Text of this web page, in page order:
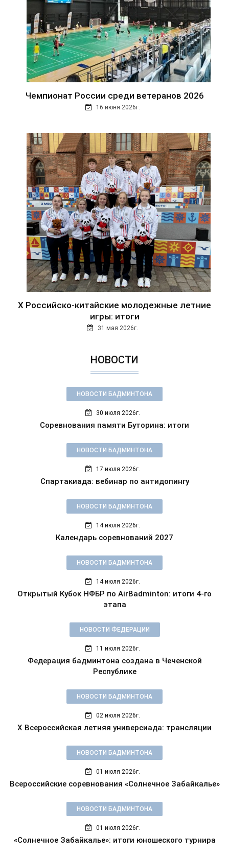
Чемпионат России среди ветеранов 2026
16 июня 2026г.
Х Российско-китайские молодежные летние
игры: итоги
31 мая 2026г.
НОВОСТИ
НОВОСТИ БАДМИНТОНА
30 июля 2026г.
Соревнования памяти Буторина: итоги
НОВОСТИ БАДМИНТОНА
17 июля 2026г.
Спартакиада: вебинар по антидопингу
НОВОСТИ БАДМИНТОНА
14 июля 2026г.
Календарь соревнований 2027
НОВОСТИ БАДМИНТОНА
14 июля 2026г.
Открытый Кубок НФБР по AirBadminton: итоги 4-го
этапа
НОВОСТИ ФЕДЕРАЦИИ
11 июля 2026г.
Федерация бадминтона создана в Чеченской
Республике
НОВОСТИ БАДМИНТОНА
02 июля 2026г.
X Всероссийская летняя универсиада: трансляции
НОВОСТИ БАДМИНТОНА
01 июля 2026г.
Всероссийские соревнования «Солнечное Забайкалье»
НОВОСТИ БАДМИНТОНА
01 июля 2026г.
«Солнечное Забайкалье»: итоги юношеского турнира